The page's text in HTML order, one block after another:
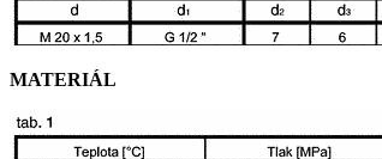
MATERIÁL